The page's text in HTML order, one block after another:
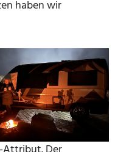
haben wir